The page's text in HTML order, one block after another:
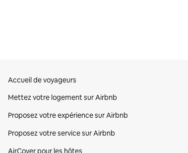
Accueil de voyageurs
Mettez votre logement sur Airbnb
Proposez votre expérience sur Airbnb
Proposez votre service sur Airbnb
AirCover pour les hôtes